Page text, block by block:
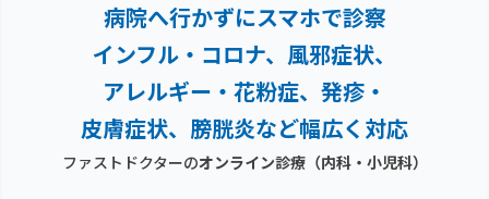
病院へ行かずにスマホで診察
インフル・コロナ、風邪症状、
アレルギー・花粉症、 発疹・
皮膚症状、膀胱炎など幅広く対応
ファストドクターのオンライン診療（内科・小児科）